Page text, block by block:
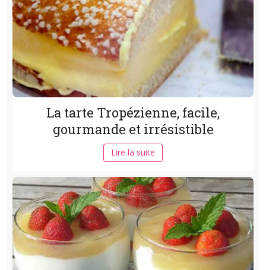
La tarte Tropézienne, facile,
gourmande et irrésistible
Lire la suite